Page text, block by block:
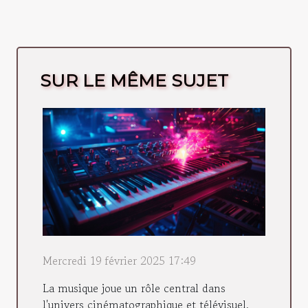
SUR LE MÊME SUJET
Mercredi 19 février 2025 17:49
La musique joue un rôle central dans
l'univers cinématographique et télévisuel,